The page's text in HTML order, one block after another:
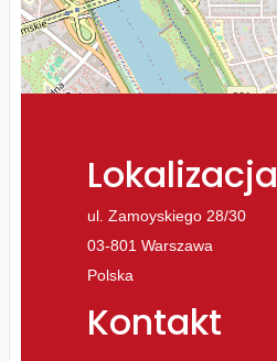
Lokalizacja
ul. Zamoyskiego 28/30
03-801 Warszawa
Polska
Kontakt